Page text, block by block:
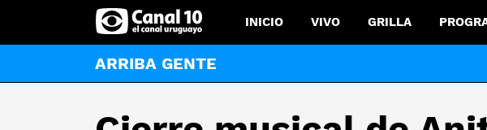
INICIO VIVO GRILLA
ARRIBA GENTE